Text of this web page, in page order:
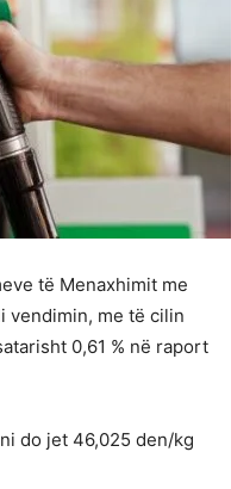
të Menaxhimit me
vendimin, me të cilin
0,61 % në raport
do jet 46,025 den/kg